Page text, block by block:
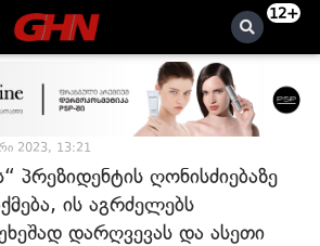
12+
2023, 13:21
პრეზიდენტის ღონისძიებაზე
ის აგრძელებს
დარღვევას და ასეთი